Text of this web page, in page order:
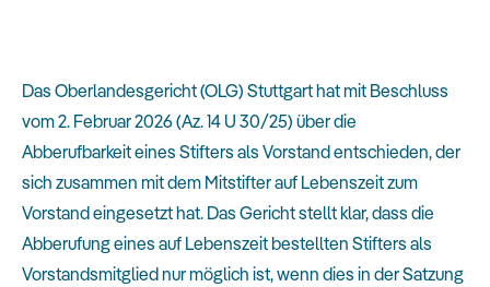
Das Oberlandesgericht (OLG) Stuttgart hat mit Beschluss
vom 2. Februar 2026 (Az. 14 U 30/25) über die
Abberufbarkeit eines Stifters als Vorstand entschieden, der
sich zusammen mit dem Mitstifter auf Lebenszeit zum
Vorstand eingesetzt hat. Das Gericht stellt klar, dass die
Abberufung eines auf Lebenszeit bestellten Stifters als
Vorstandsmitglied nur möglich ist, wenn dies in der Satzung